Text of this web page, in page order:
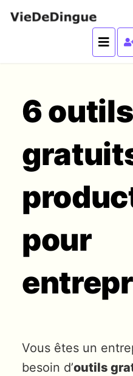
6 outils
pour
Vous êtes un
besoin d’outils